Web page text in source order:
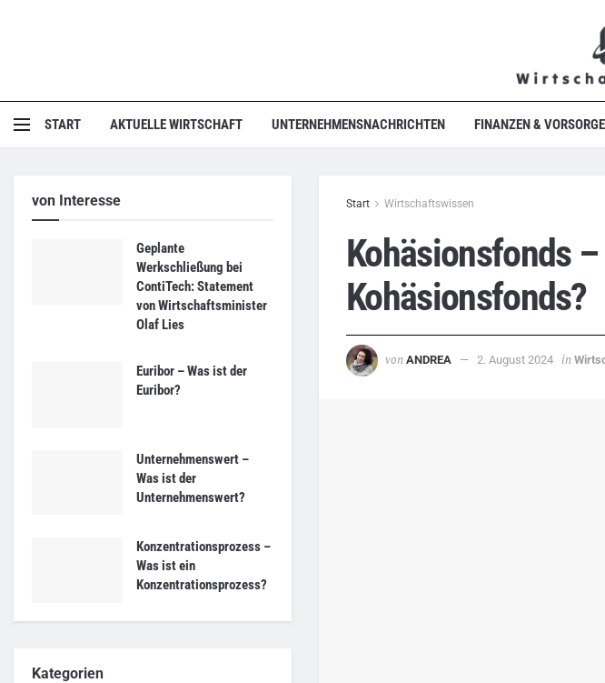
START AKTUELLE WIRTSCHAFT UNTERNEHMENSNACHRICHTEN FINANZEN & VORSORGE
Start Wirtschaftswissen
Kohäsionsfonds
Kohäsionsfonds?
von ANDREA 2. August 2024 in
von Interesse
Geplante
Werkschließung bei
ContiTech: Statement
von Wirtschaftsminister
Olaf Lies
Euribor – Was ist der
Euribor?
Unternehmenswert –
Was ist der
Unternehmenswert?
Konzentrationsprozess –
Was ist ein
Konzentrationsprozess?
Kategorien